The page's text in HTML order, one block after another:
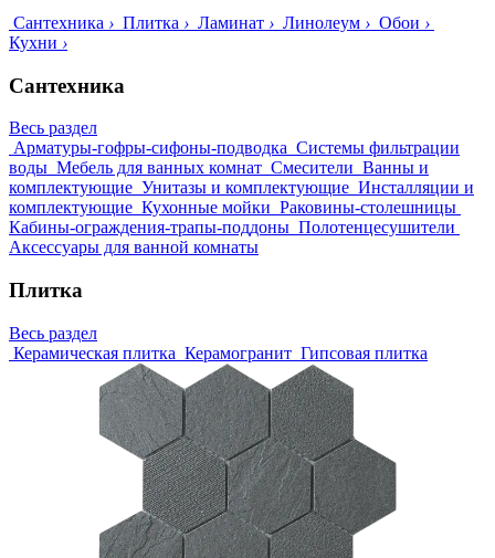
Сантехника › Плитка › Ламинат › Линолеум › Обои ›
Кухни ›
Сантехника
Весь раздел
Арматуры-гофры-сифоны-подводка Системы фильтрации
воды Мебель для ванных комнат Смесители Ванны и
комплектующие Унитазы и комплектующие Инсталляции и
комплектующие Кухонные мойки Раковины-столешницы
Кабины-ограждения-трапы-поддоны Полотенцесушители
Аксессуары для ванной комнаты
Плитка
Весь раздел
Керамическая плитка Керамогранит Гипсовая плитка